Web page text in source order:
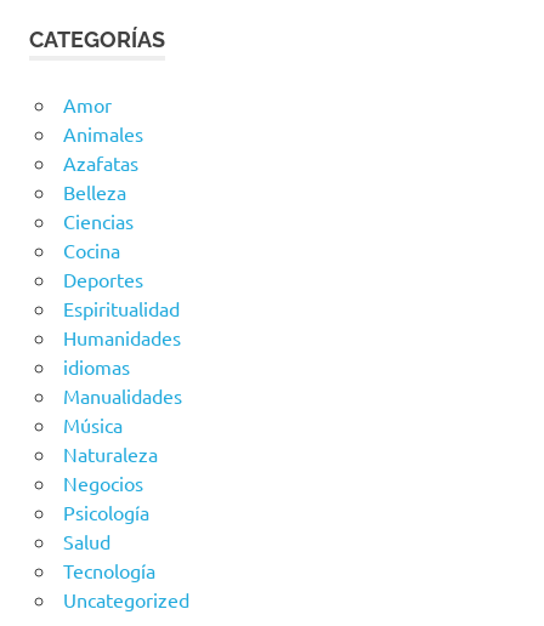
CATEGORÍAS
Amor
Animales
Azafatas
Belleza
Ciencias
Cocina
Deportes
Espiritualidad
Humanidades
idiomas
Manualidades
Música
Naturaleza
Negocios
Psicología
Salud
Tecnología
Uncategorized